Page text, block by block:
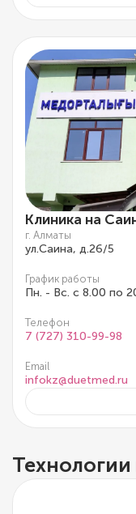
Клиника на
г. Алматы
ул.Саина, д.26/5
График работы
Пн. - Вс. с 8.00 по
Телефон
7 (727) 310-99-98
Email
infokz@duetmed.ru